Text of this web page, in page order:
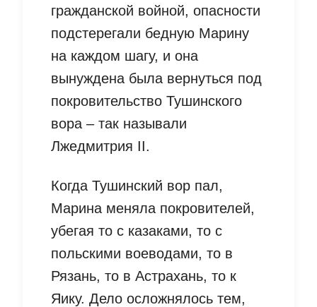
гражданской войной, опасности
подстерегали бедную Марину
на каждом шагу, и она
вынуждена была вернуться под
покровительство Тушинского
вора – так называли
Лжедмитрия II.
Когда Тушинский вор пал,
Марина меняла покровителей,
убегая то с казаками, то с
польскими воеводами, то в
Рязань, то в Астрахань, то к
Яику. Дело осложнялось тем,